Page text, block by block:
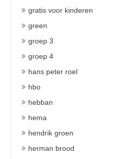
gratis voor kinderen
green
groep 3
groep 4
hans peter roel
hbo
hebban
hema
hendrik groen
herman brood